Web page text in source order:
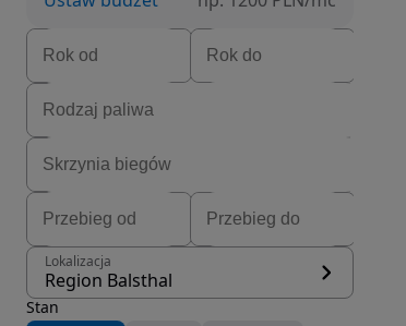
Lokalizacja
Region Balsthal
Stan